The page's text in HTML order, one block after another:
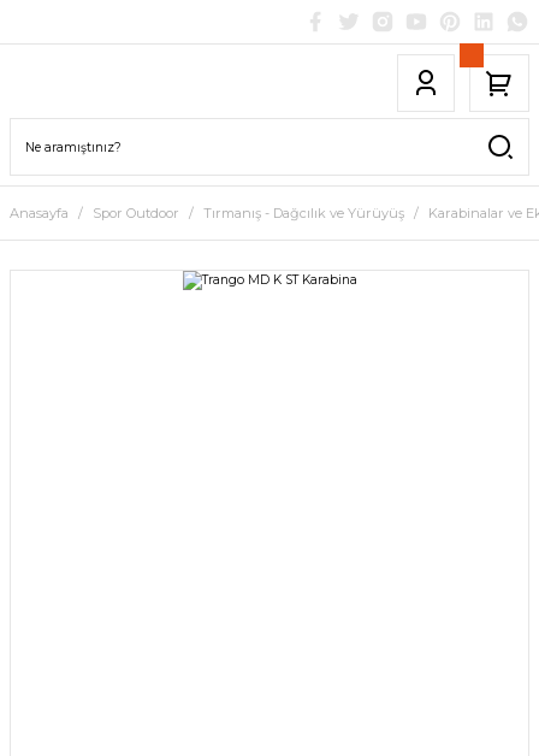
Anasayfa Spor Outdoor Tırmanış - Dağcılık ve Yürüyüş Karabinalar ve